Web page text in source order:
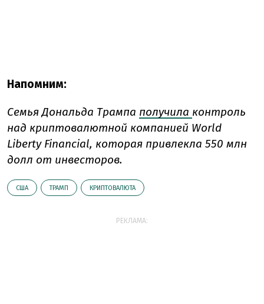
Напомним:
Семья Дональда Трампа получила контроль
над криптовалютной компанией World
Liberty Financial, которая привлекла 550 млн
долл от инвесторов.
США ТРАМП КРИПТОВАЛЮТА
РЕКЛАМА: